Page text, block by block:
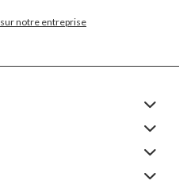
sur notre entreprise